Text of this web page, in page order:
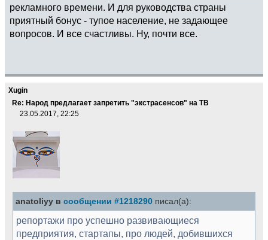
рекламного времени. И для руководства страны
приятный бонус - тупое население, не задающее
вопросов. И все счастливы. Ну, почти все.
Xugin
Re: Народ предлагает запретить "экстрасенсов" на ТВ
23.05.2017, 22:25
anatoliyy в сообщении #1218290 писал(а):
репортажи про успешно развивающиеся
предприятия, стартапы, про людей, добившихся